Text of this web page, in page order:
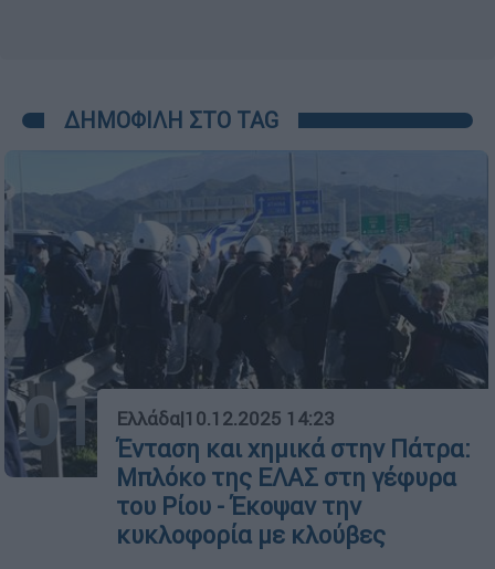
ΔΗΜΟΦΙΛΗ ΣΤΟ TAG
01 Ελλάδα|10.12.2025 14:23
Ένταση και χημικά στην Πάτρα:
Μπλόκο της ΕΛΑΣ στη γέφυρα
του Ρίου - Έκοψαν την
κυκλοφορία με κλούβες